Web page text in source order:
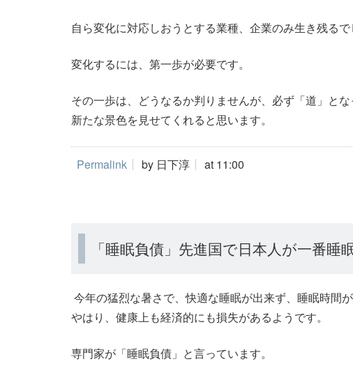
自ら変化に対応しおうとする業種、企業のみ生き残るで
変化するには、第一歩が必要です。
その一歩は、どうなるか判りませんが、必ず「道」とな
新たな景色を見せてくれると思います。
Permalink by 日下淳 at 11:00
「睡眠負債」先進国で日本人が一番睡
今年の猛烈な暑さで、快適な睡眠が出来ず、睡眠時間が
やはり、健康上も経済的にも損失があるようです。
専門家が「睡眠負債」と言っています。